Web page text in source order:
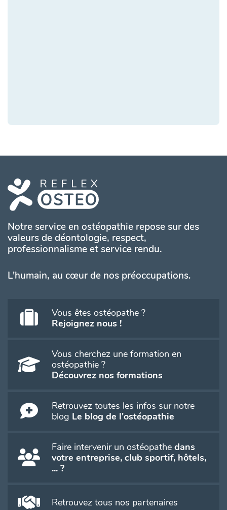
Notre service en ostéopathie repose sur des
valeurs de déontologie, respect,
professionnalisme et service rendu.
L'humain, au cœur de nos préoccupations.
Vous êtes ostéopathe ?
Rejoignez nous !
Vous cherchez une formation en
ostéopathie ?
Découvrez nos formations
Retrouvez toutes les infos sur notre
blog Le blog de l'ostéopathie
Faire intervenir un ostéopathe dans
votre entreprise, club sportif, hôtels,
... ?
Retrouvez tous nos partenaires